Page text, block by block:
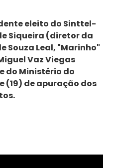
eleito do Sinttel-
Siqueira (diretor da
Souza Leal, "Marinho"
Vaz Viegas
do Ministério do
(19) de apuração dos